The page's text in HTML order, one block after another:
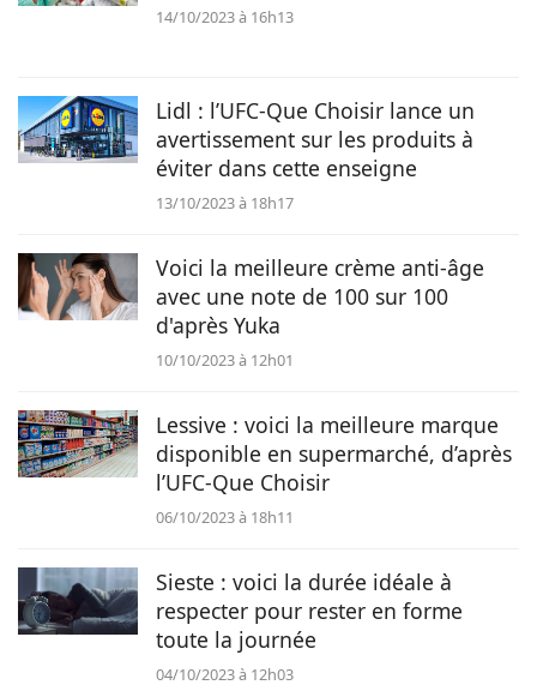
14/10/2023 à 16h13
Lidl : l’UFC-Que Choisir lance un
avertissement sur les produits à
éviter dans cette enseigne
13/10/2023 à 18h17
Voici la meilleure crème anti-âge
avec une note de 100 sur 100
d'après Yuka
10/10/2023 à 12h01
Lessive : voici la meilleure marque
disponible en supermarché, d’après
l’UFC-Que Choisir
06/10/2023 à 18h11
Sieste : voici la durée idéale à
respecter pour rester en forme
toute la journée
04/10/2023 à 12h03